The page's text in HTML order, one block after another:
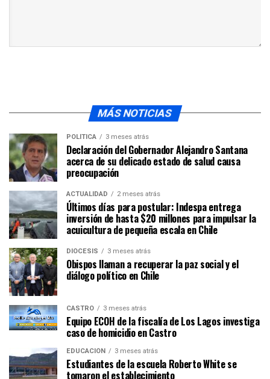
MÁS NOTICIAS
POLÍTICA 3 meses atrás
Declaración del Gobernador Alejandro Santana
acerca de su delicado estado de salud causa
preocupación
ACTUALIDAD 2 meses atrás
Últimos días para postular: Indespa entrega
inversión de hasta $20 millones para impulsar la
acuicultura de pequeña escala en Chile
DIÓCESIS 3 meses atrás
Obispos llaman a recuperar la paz social y el
diálogo político en Chile
CASTRO 3 meses atrás
Equipo ECOH de la fiscalía de Los Lagos investiga
caso de homicidio en Castro
EDUCACIÓN 3 meses atrás
Estudiantes de la escuela Roberto White se
tomaron el establecimiento